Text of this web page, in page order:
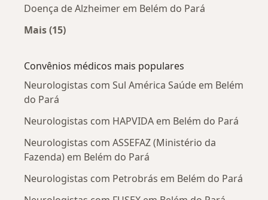
Doença de Alzheimer em Belém do Pará
Mais (15)
Convênios médicos mais populares
Neurologistas com Sul América Saúde em Belém
do Pará
Neurologistas com HAPVIDA em Belém do Pará
Neurologistas com ASSEFAZ (Ministério da
Fazenda) em Belém do Pará
Neurologistas com Petrobrás em Belém do Pará